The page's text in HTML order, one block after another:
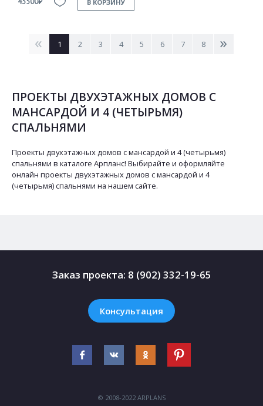
В КОРЗИНУ
< 1 2 3 4 5 6 7 8 >
ПРОЕКТЫ ДВУХЭТАЖНЫХ ДОМОВ С
МАНСАРДОЙ И 4 (ЧЕТЫРЬМЯ)
СПАЛЬНЯМИ
Проекты двухэтажных домов с мансардой и 4 (четырьмя)
спальнями в каталоге Арпланс! Выбирайте и оформляйте
онлайн проекты двухэтажных домов с мансардой и 4
(четырьмя) спальнями на нашем сайте.
Заказ проекта: 8 (902) 332-19-65
Консультация
© 2008-2022 ARPLANS